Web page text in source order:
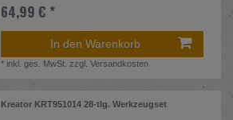
64,99 € *
In den Warenkorb
* inkl. ges. MwSt. zzgl.Versandkosten
Kreator KRT951014 28-tlg. Werkzeugset